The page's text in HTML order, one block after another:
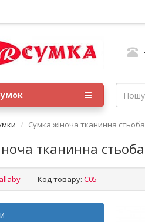
Сумка жіноча тканинна
тканинна
Код товару: C05